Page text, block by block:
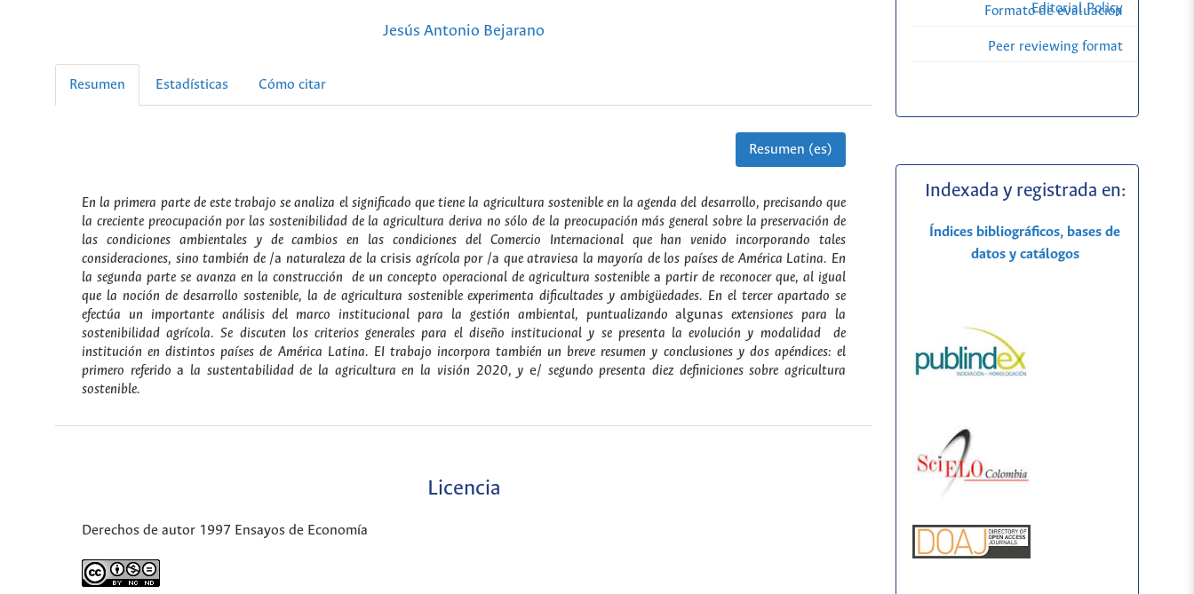
Jesús Antonio Bejarano
Resumen Estadísticas Cómo citar
Resumen (es)
En la primera parte de este trabajo se analiza el significado que tiene la agricultura sostenible en la agenda del desarrollo, precisando que
la creciente preocupación por las sostenibilidad de la agricultura deriva no sólo de la preocupación más general sobre la preservación de
las condiciones ambientales y de cambios en las condiciones del Comercio Internacional que han venido incorporando tales
consideraciones, sino también de /a naturaleza de lacrisis agrícola por /a que atraviesa la mayoría de los países de América Latina. En
la segunda parte se avanza en la construcción de un concepto operacional de agricultura sosteniblea partir de reconocer que, al igual
que la noción de desarrollo sostenible, la de agricultura sostenible experimenta dificultades y ambigüedades. En el tercer apartado se
efectúa un importante análisis del marco institucional para la gestión ambiental, puntualizandoalgunasextensiones para la
sostenibilidad agrícola. Se discuten los criterios generales para el diseño institucional y se presenta la evolución y modalidad de
institución en distintos países de América Latina. EI trabajo incorpora también un breve resumen y conclusiones y dos apéndices: el
primero referidoa la sustentabilidad de la agricultura en la visión 2020, y e/ segundo presenta diez definiciones sobre agricultura
sostenible.
Licencia
Derechos de autor 1997 Ensayos de Economía
Editorial Policy
Formato de evaluación
Peer reviewing format
Indexada y registrada en:
Índices bibliográficos, bases de
datos y catálogos